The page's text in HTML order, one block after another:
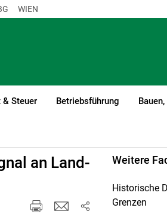
WIEN
& Steuer Betriebsführung
an Land-
Weitere
Historische
Grenzen